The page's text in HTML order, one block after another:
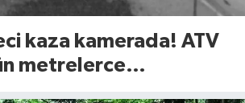
kaza kamerada! ATV
metrelerce